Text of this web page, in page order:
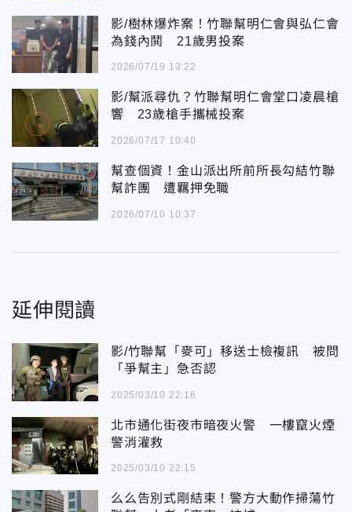
影/樹林爆炸案！竹聯幫明仁會與弘仁會
為錢內鬨 21歲男投案
2026/07/19 13:22
影/幫派尋仇？竹聯幫明仁會堂口凌晨槍
響 23歲槍手攜械投案
2026/07/17 10:40
幫查個資！金山派出所前所長勾結竹聯
幫詐團 遭羈押免職
2026/07/10 10:37
延伸閱讀
影/竹聯幫「麥可」移送士檢複訊 被問
「爭幫主」急否認
2025/03/10 22:16
北市通化街夜市暗夜火警 一樓竄火煙
警消灌救
2025/03/10 22:15
么么告別式剛結束！警方大動作掃蕩竹